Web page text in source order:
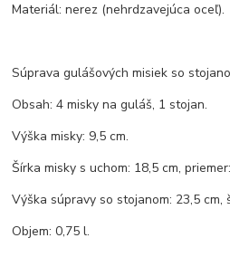
Materiál: nerez (nehrdzavejúca oceľ).
Súprava gulášových misiek so
Obsah: 4 misky na guláš, 1 stojan.
Výška misky: 9,5 cm.
Šírka misky s uchom: 18,5 cm,
Výška súpravy so stojanom: 23,5 cm,
Objem: 0,75 l.